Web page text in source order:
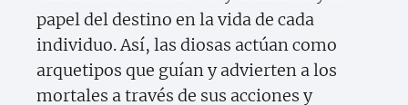
papel del destino en la vida de cada
individuo. Así, las diosas actúan como
arquetipos que guían y advierten a los
mortales a través de sus acciones y